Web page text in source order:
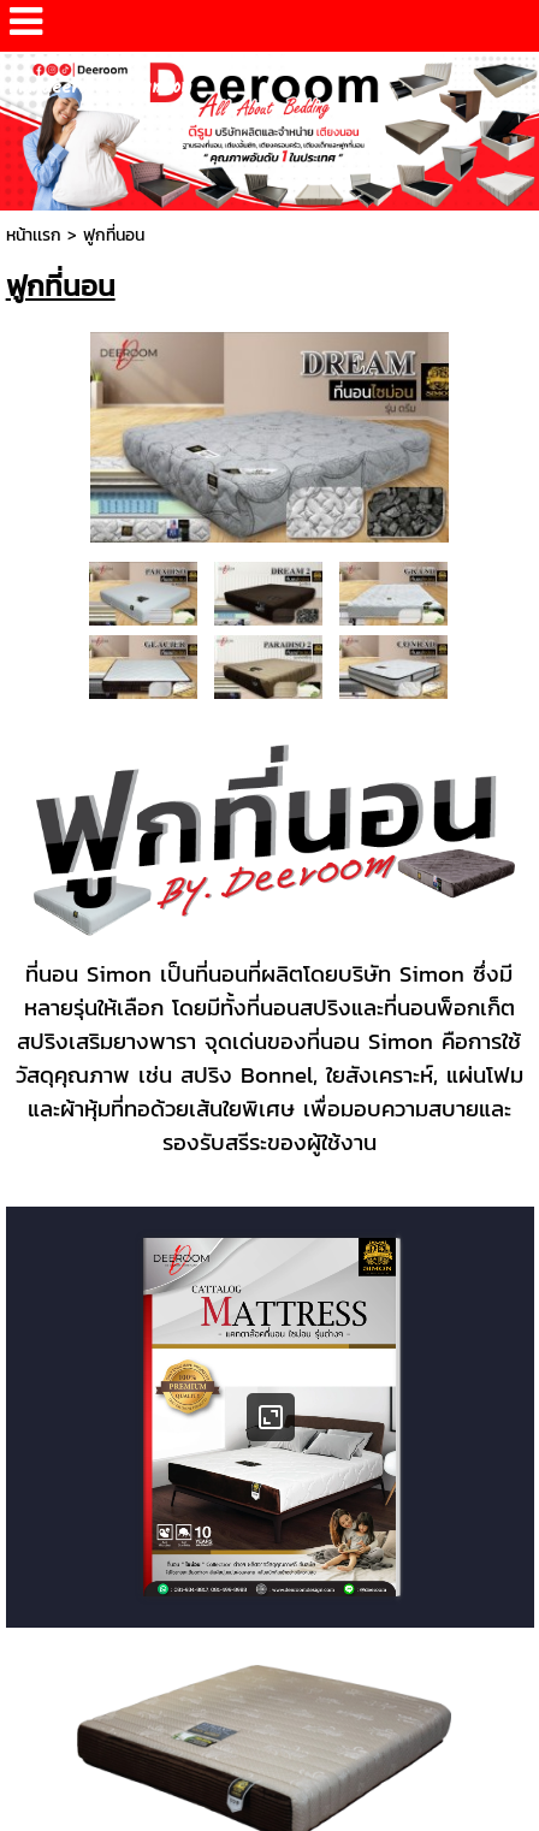
www.deeroomdesign.com
หน้าเเรก > ฟูกที่นอน
ฟูกที่นอน
ที่นอน Simon เป็นที่นอนที่ผลิตโดยบริษัท Simon ซึ่งมี
หลายรุ่นให้เลือก โดยมีทั้งที่นอนสปริงและที่นอนพ็อกเก็ต
สปริงเสริมยางพารา จุดเด่นของที่นอน Simon คือการใช้
วัสดุคุณภาพ เช่น สปริง Bonnel, ใยสังเคราะห์, แผ่นโฟม
และผ้าหุ้มที่ทอด้วยเส้นใยพิเศษ เพื่อมอบความสบายและ
รองรับสรีระของผู้ใช้งาน